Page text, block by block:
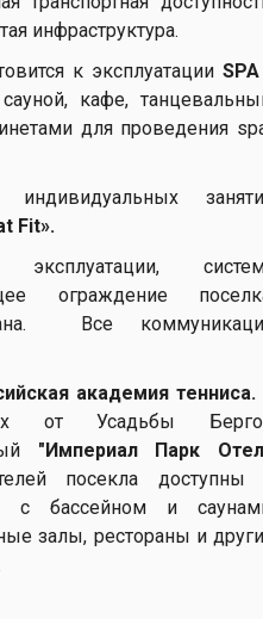
инфраструктура.
к эксплуатации
кафе,
для проведения
индивидуальных
Fit».
ограждение
Все
академия тенниса.
от Усадьбы
"Империал Парк
посекла доступны
с бассейном и
залы, рестораны и